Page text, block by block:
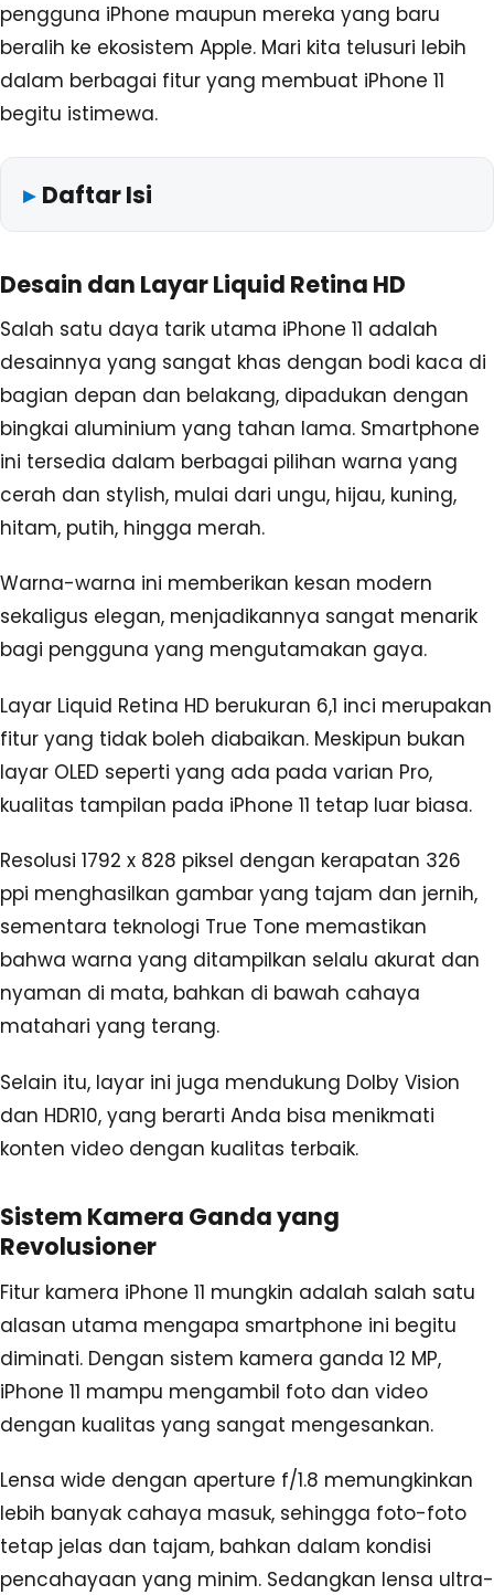
pengguna iPhone maupun mereka yang baru
beralih ke ekosistem Apple. Mari kita telusuri lebih
dalam berbagai fitur yang membuat iPhone 11
begitu istimewa.
Daftar Isi
Desain dan Layar Liquid Retina HD
Salah satu daya tarik utama iPhone 11 adalah
desainnya yang sangat khas dengan bodi kaca di
bagian depan dan belakang, dipadukan dengan
bingkai aluminium yang tahan lama. Smartphone
ini tersedia dalam berbagai pilihan warna yang
cerah dan stylish, mulai dari ungu, hijau, kuning,
hitam, putih, hingga merah.
Warna-warna ini memberikan kesan modern
sekaligus elegan, menjadikannya sangat menarik
bagi pengguna yang mengutamakan gaya.
Layar Liquid Retina HD berukuran 6,1 inci merupakan
fitur yang tidak boleh diabaikan. Meskipun bukan
layar OLED seperti yang ada pada varian Pro,
kualitas tampilan pada iPhone 11 tetap luar biasa.
Resolusi 1792 x 828 piksel dengan kerapatan 326
ppi menghasilkan gambar yang tajam dan jernih,
sementara teknologi True Tone memastikan
bahwa warna yang ditampilkan selalu akurat dan
nyaman di mata, bahkan di bawah cahaya
matahari yang terang.
Selain itu, layar ini juga mendukung Dolby Vision
dan HDR10, yang berarti Anda bisa menikmati
konten video dengan kualitas terbaik.
Sistem Kamera Ganda yang
Revolusioner
Fitur kamera iPhone 11 mungkin adalah salah satu
alasan utama mengapa smartphone ini begitu
diminati. Dengan sistem kamera ganda 12 MP,
iPhone 11 mampu mengambil foto dan video
dengan kualitas yang sangat mengesankan.
Lensa wide dengan aperture f/1.8 memungkinkan
lebih banyak cahaya masuk, sehingga foto-foto
tetap jelas dan tajam, bahkan dalam kondisi
pencahayaan yang minim. Sedangkan lensa ultra-